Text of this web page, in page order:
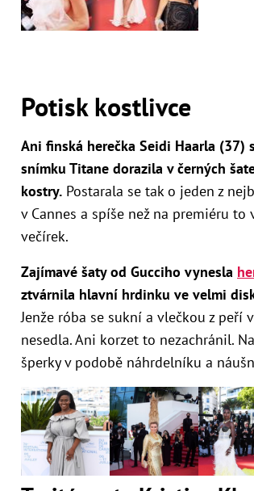
Potisk kostlivce
Ani finská herečka Seidi Haarla (37)
snímku Titane dorazila v černých
kostry. Postarala se tak o jeden z
v Cannes a spíše než na premiéru
večírek.
Zajímavé šaty od Gucciho vynesla
ztvárnila hlavní hrdinku ve velmi
Jenže róba se sukní a vlečkou z peří
nesedla. Ani korzet to nezachránil.
šperky v podobě náhrdelníku a